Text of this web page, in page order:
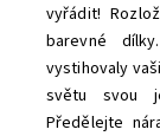
vyřádit!
barevné
vystihovaly
světu svou
Předělejte